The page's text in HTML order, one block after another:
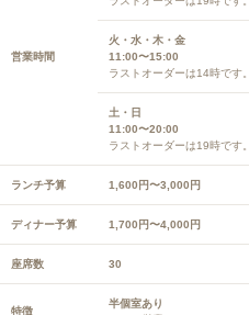
営業時間
火・水・木・金
11:00〜15:00
ラストオーダーは14時です。
土・日
11:00〜20:00
ラストオーダーは19時です。
ランチ予算 1,600円〜3,000円
ディナー予算 1,700円〜4,000円
座席数 30
特徴
半個室あり